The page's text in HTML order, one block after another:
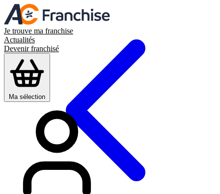
Je trouve ma franchise
Actualités
Devenir franchisé
Ma sélection